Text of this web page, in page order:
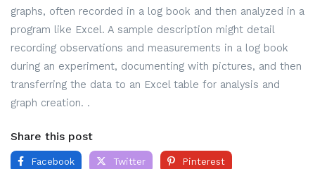
graphs, often recorded in a log book and then analyzed in a
program like Excel. A sample description might detail
recording observations and measurements in a log book
during an experiment, documenting with pictures, and then
transferring the data to an Excel table for analysis and
graph creation. .
Share this post
Facebook Twitter Pinterest